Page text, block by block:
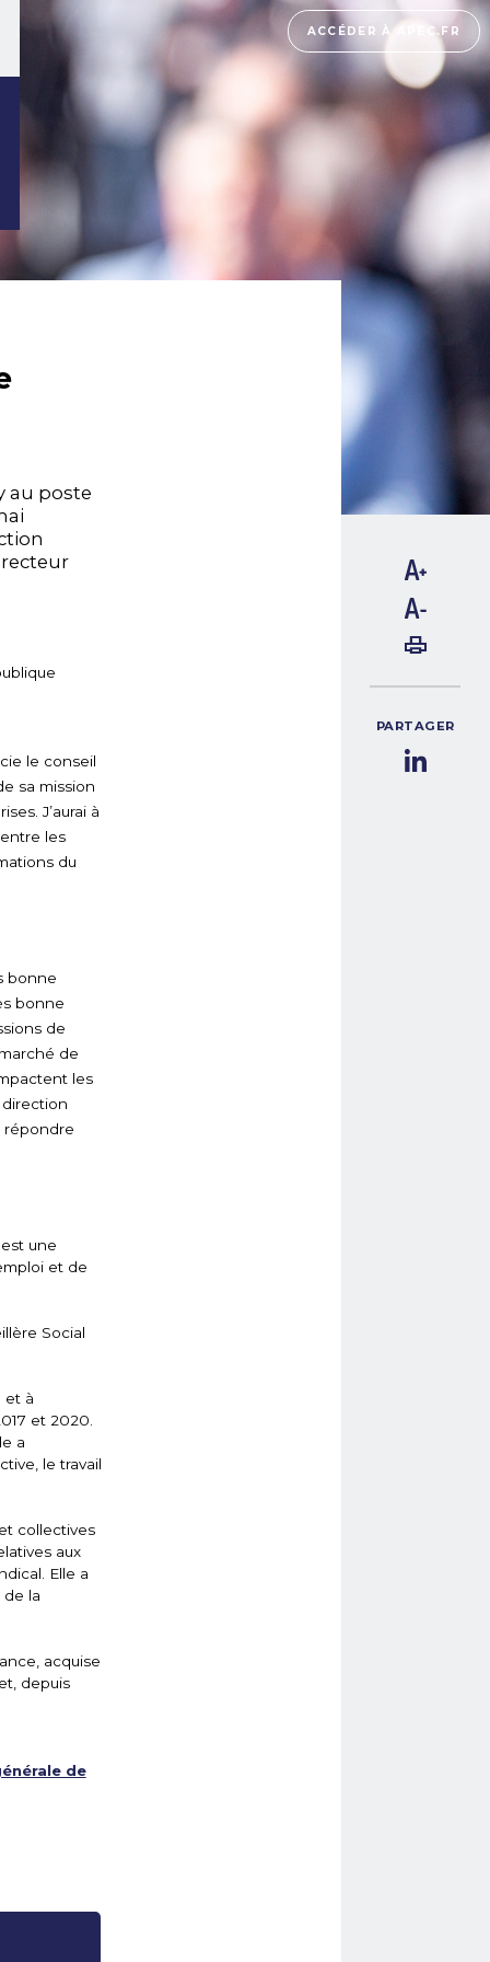
ACCÉDER À APEC.FR
PARTAGER
au poste
le conseil
sa mission
J’aurai à
les
du
bonne
bonne
de
de
les
direction
répondre
une
et de
Social
et à
et 2020.
a
le travail
collectives
aux
Elle a
la
acquise
depuis
de